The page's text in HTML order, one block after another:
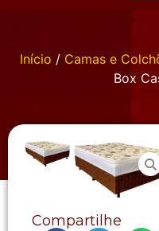
Início / Camas e
Box
Compartilhe